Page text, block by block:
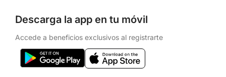
Descarga la app en tu móvil
Accede a beneficios exclusivos al registrarte